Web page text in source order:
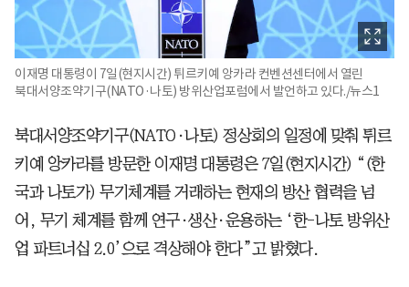
이재명 대통령이 7일(현지시간) 튀르키예 앙카라 컨벤션센터에서 열린
북대서양조약기구(NATO·나토) 방위산업포럼에서 발언하고 있다./뉴스1
북대서양조약기구(NATO·나토) 정상회의 일정에 맞춰 튀르
키예 앙카라를 방문한 이재명 대통령은 7일(현지시간) “(한
국과 나토가) 무기체계를 거래하는 현재의 방산 협력을 넘
어, 무기 체계를 함께 연구·생산·운용하는 ‘한-나토 방위산
업 파트너십 2.0’으로 격상해야 한다”고 밝혔다.